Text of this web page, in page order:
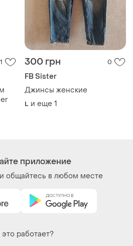
1 300 грн 0
FB Sister
Джинсы женские
L и еще 1
приложение
общайтесь в любом месте
это работает?